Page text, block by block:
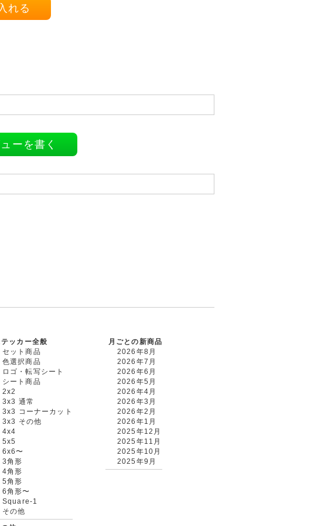
れる
ーを書く
テッカー全般
セット商品
色選択商品
ロゴ・転写シート
シート商品
2x2
3x3 通常
3x3 コーナーカット
3x3 その他
4x4
5x5
6x6〜
3角形
4角形
5角形
6角形〜
Square-1
その他
月ごとの新商品
2026年8月
2026年7月
2026年6月
2026年5月
2026年4月
2026年3月
2026年2月
2026年1月
2025年12月
2025年11月
2025年10月
2025年9月